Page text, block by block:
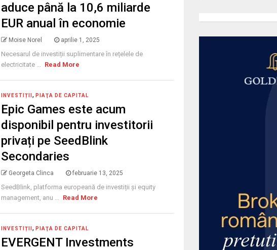
aduce până la 10,6 miliarde
EUR anual în economie
Moise Norel aprilie 1, 2025
Necesarul de investiții suplimentare în rețelele de
electricitate ... Read More
INVESTIȚII , PIAŢA DE CAPITAL
Epic Games este acum
disponibil pentru investitorii
privați pe SeedBlink
Secondaries
Georgeta Clinca februarie 13, 2025
SeedBlink, platforma europeană de investiții și equity
management, anu ... Read More
INVESTIȚII , PIAŢA DE CAPITAL
EVERGENT Investments